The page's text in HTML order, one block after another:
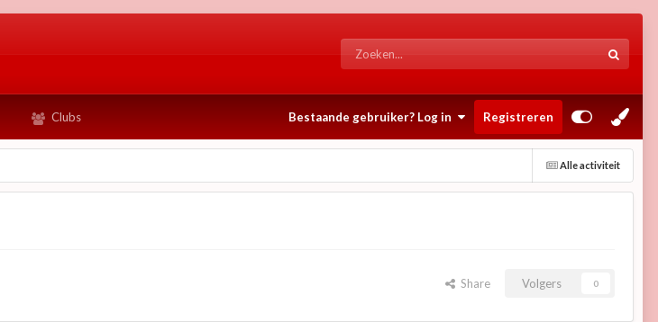
Clubs Bestaande gebruiker? Log in Registreren
Alle activiteit
Share Volgers 0